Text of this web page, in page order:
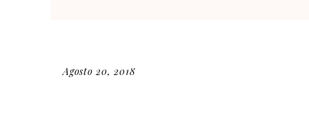
Agosto 20, 2018